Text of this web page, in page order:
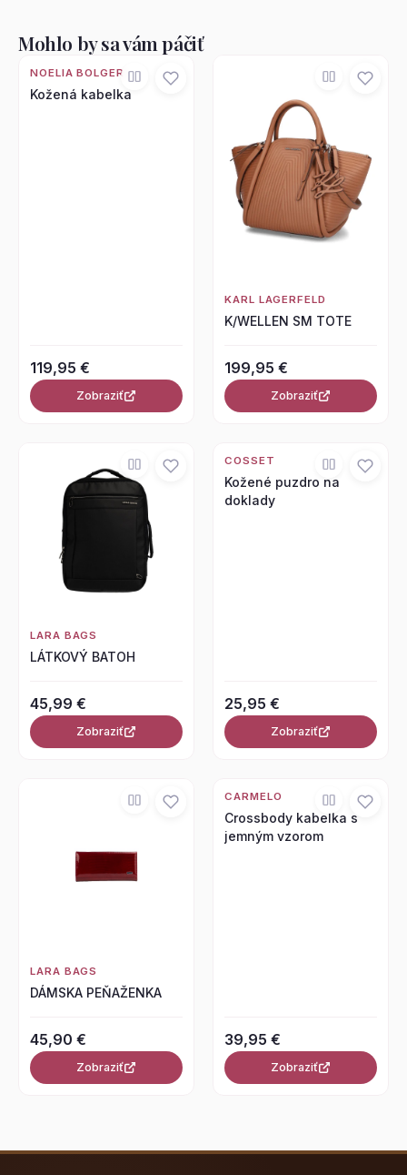
Mohlo by sa vám páčiť
NOELIA BOLGER
Kožená kabelka
119,95 €
Zobraziť
KARL LAGERFELD
K/WELLEN SM TOTE
199,95 €
Zobraziť
LARA BAGS
LÁTKOVÝ BATOH
45,99 €
Zobraziť
COSSET
Kožené puzdro na
doklady
25,95 €
Zobraziť
LARA BAGS
DÁMSKA PEŇAŽENKA
45,90 €
Zobraziť
CARMELO
Crossbody kabelka s
jemným vzorom
39,95 €
Zobraziť